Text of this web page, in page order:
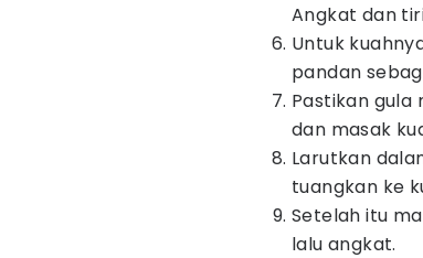
Angkat dan
Untuk
pandan
Pastikan gula
dan masak
Larutkan
tuangkan ke
Setelah itu
lalu angkat.